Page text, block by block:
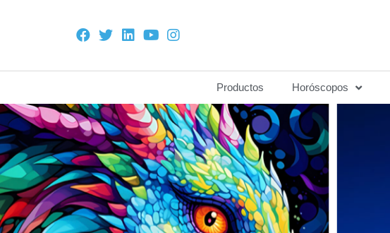
Productos Horóscopos